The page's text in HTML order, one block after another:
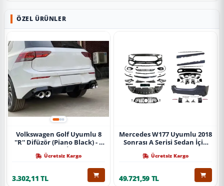
ÖZEL ÜRÜNLER
Volkswagen Golf Uyumlu 8
''R'' Difüzör (Piano Black) - 4
Paket İçin)
Ücretsiz Kargo
3.302,11 TL
Mercedes W177 Uyumlu 2018
Sonrası A Serisi Sedan İçin
Tamponlu Set)
Ücretsiz Kargo
49.721,59 TL